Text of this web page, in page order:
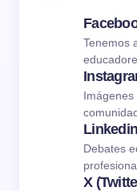
Tenemos
Linkedin
Debates
X